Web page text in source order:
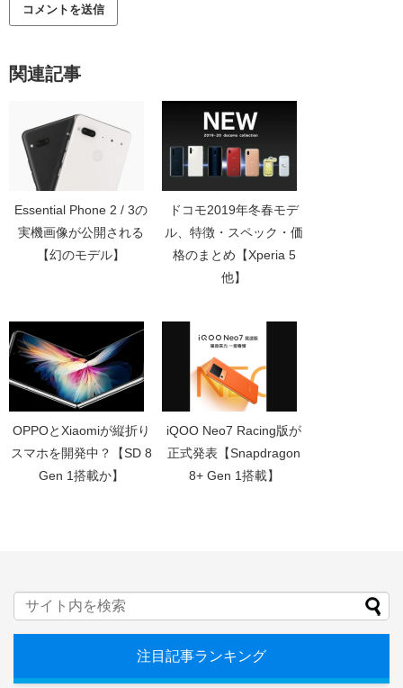
関連記事
Essential Phone 2 / 3の
実機画像が公開される
【幻のモデル】
ドコモ2019年冬春モデ
ル、特徴・スペック・価
格のまとめ【Xperia 5
他】
OPPOとXiaomiが縦折り
スマホを開発中？【SD 8
Gen 1搭載か】
iQOO Neo7 Racing版が
正式発表【Snapdragon
8+ Gen 1搭載】
注目記事ランキング